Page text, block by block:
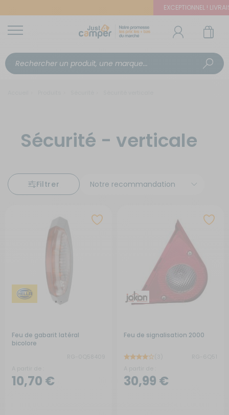
EXCEPTIONNEL !
Sécurité - verticale
Filtrer
Feu de gabarit latéral
bicolore
10,70 €
Feu de signalisation 2000
30,99 €